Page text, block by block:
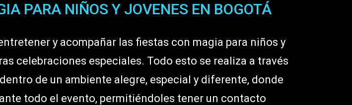
PARA NIÑOS Y JOVENES EN BOGOTÁ
y acompañar las fiestas con magia para niños y
celebraciones especiales. Todo esto se realiza a través
de un ambiente alegre, especial y diferente, donde
todo el evento, permitiéndoles tener un contacto